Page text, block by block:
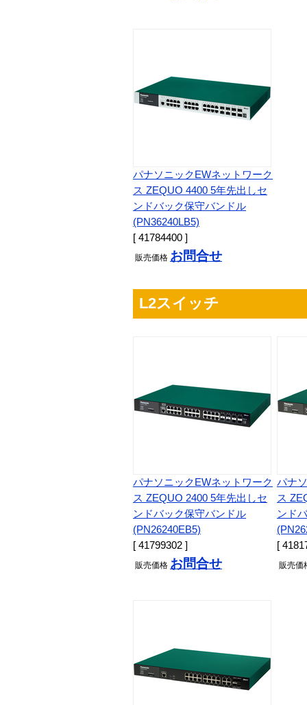
パナソニックEWネットワーク
ス ZEQUO 4400 5年先出しセ
ンドバック保守バンドル
(PN36240LB5)
[ 41784400 ]
販売価格 お問合せ
L2スイッチ
パナソニックEWネットワーク
ス ZEQUO 2400 5年先出しセ
ンドバック保守バンドル
(PN26240EB5)
[ 41799302 ]
販売価格 お問合せ
パナ
ス
ンド
[
販売価